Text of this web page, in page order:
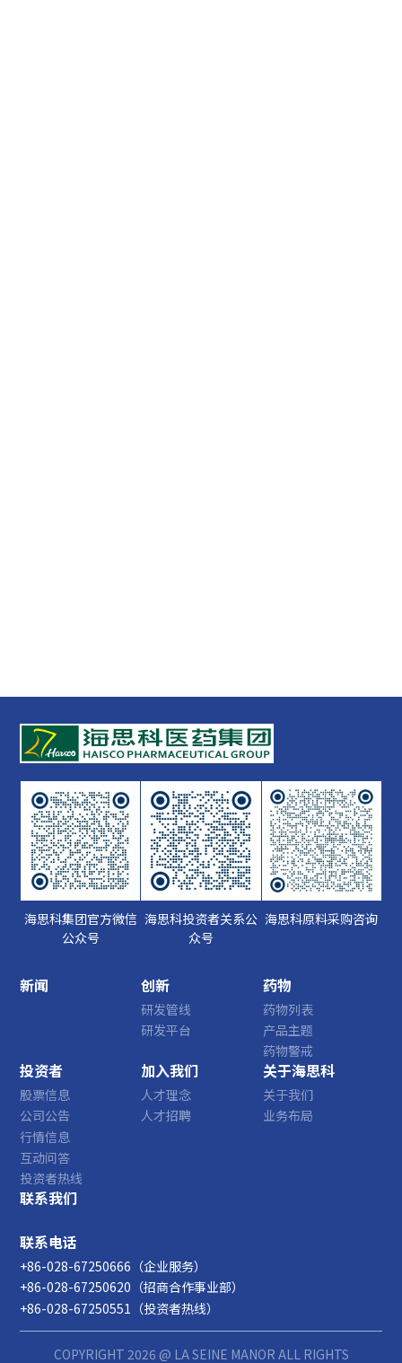
海思科集团官方微信
公众号
海思科投资者关系公
众号
海思科原料采购咨询
新闻 创新
研发管线
研发平台
药物
药物列表
产品主题
药物警戒
投资者
股票信息
公司公告
行情信息
互动问答
投资者热线
加入我们
人才理念
人才招聘
关于海思科
关于我们
业务布局
联系我们
联系电话
+86-028-67250666（企业服务）
+86-028-67250620（招商合作事业部）
+86-028-67250551（投资者热线）
COPYRIGHT 2026 @ LA SEINE MANOR ALL RIGHTS